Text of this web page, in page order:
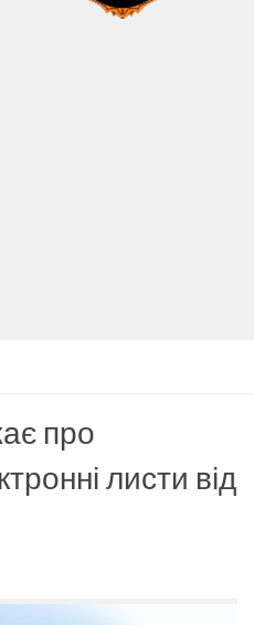
про
листи від